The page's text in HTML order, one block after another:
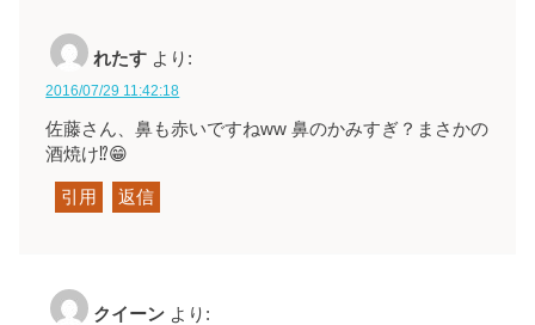
れたす より:
2016/07/29 11:42:18
佐藤さん、鼻も赤いですねww 鼻のかみすぎ？まさかの
酒焼け⁉😁
引用 返信
クイーン より: